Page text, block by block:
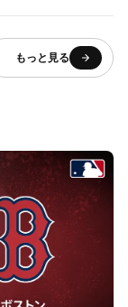
もっと見る